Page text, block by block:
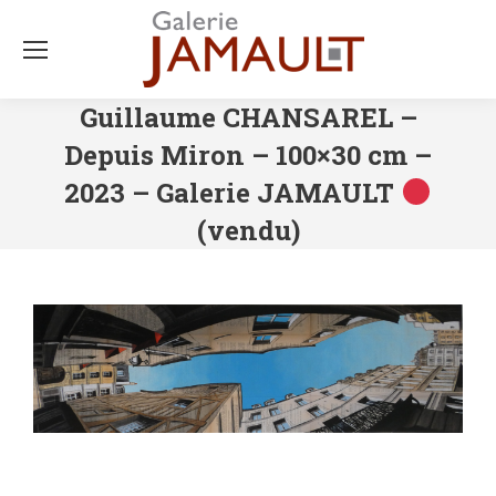
Guillaume CHANSAREL –
Depuis Miron – 100×30 cm –
2023 – Galerie JAMAULT
(vendu)